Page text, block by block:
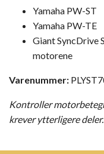
Yamaha PW-ST
Yamaha PW-TE
Giant SyncDrive
motorene
Varenummer:
Kontroller
krever ytterligere deler.